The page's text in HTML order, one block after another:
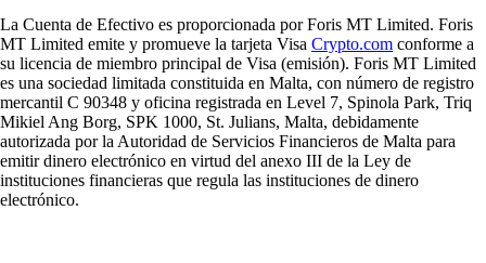
La Cuenta de Efectivo es proporcionada por Foris MT Limited. Foris
MT Limited emite y promueve la tarjeta Visa Crypto.com conforme a
su licencia de miembro principal de Visa (emisión). Foris MT Limited
es una sociedad limitada constituida en Malta, con número de registro
mercantil C 90348 y oficina registrada en Level 7, Spinola Park, Triq
Mikiel Ang Borg, SPK 1000, St. Julians, Malta, debidamente
autorizada por la Autoridad de Servicios Financieros de Malta para
emitir dinero electrónico en virtud del anexo III de la Ley de
instituciones financieras que regula las instituciones de dinero
electrónico.